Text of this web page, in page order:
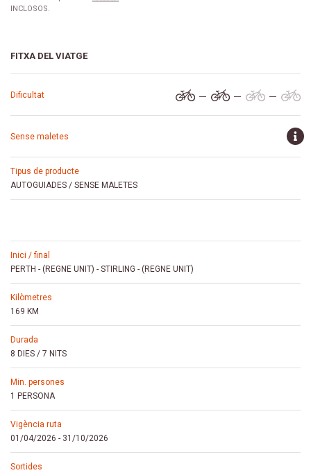
INCLOSOS.
FITXA DEL VIATGE
dificultat
sense maletes
tipus de producte
AUTOGUIADES / SENSE MALETES
inici / final
PERTH - (REGNE UNIT) - STIRLING - (REGNE UNIT)
kilòmetres
169 KM
durada
8 DIES / 7 NITS
min. persones
1 PERSONA
vigència ruta
01/04/2026 - 31/10/2026
sortides